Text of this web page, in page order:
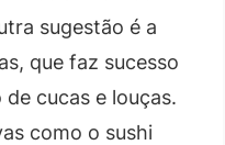
sugestão é a
que faz sucesso
cucas e louças.
como o sushi